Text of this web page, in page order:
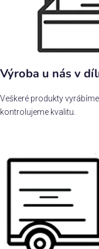
Výroba u nás v
Veškeré produkty
kontrolujeme kvalitu.